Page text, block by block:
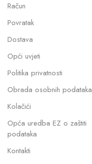
Račun
Povratak
Dostava
Opći uvjeti
Politika privatnosti
Obrada osobnih podataka
Kolačići
Opća uredba EZ o zaštiti
podataka
Kontakti